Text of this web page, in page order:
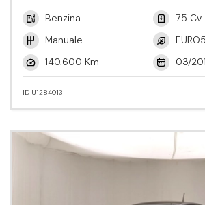
Benzina
75 Cv
Manuale
EURO5
140.600 Km
03/
ID U1284013